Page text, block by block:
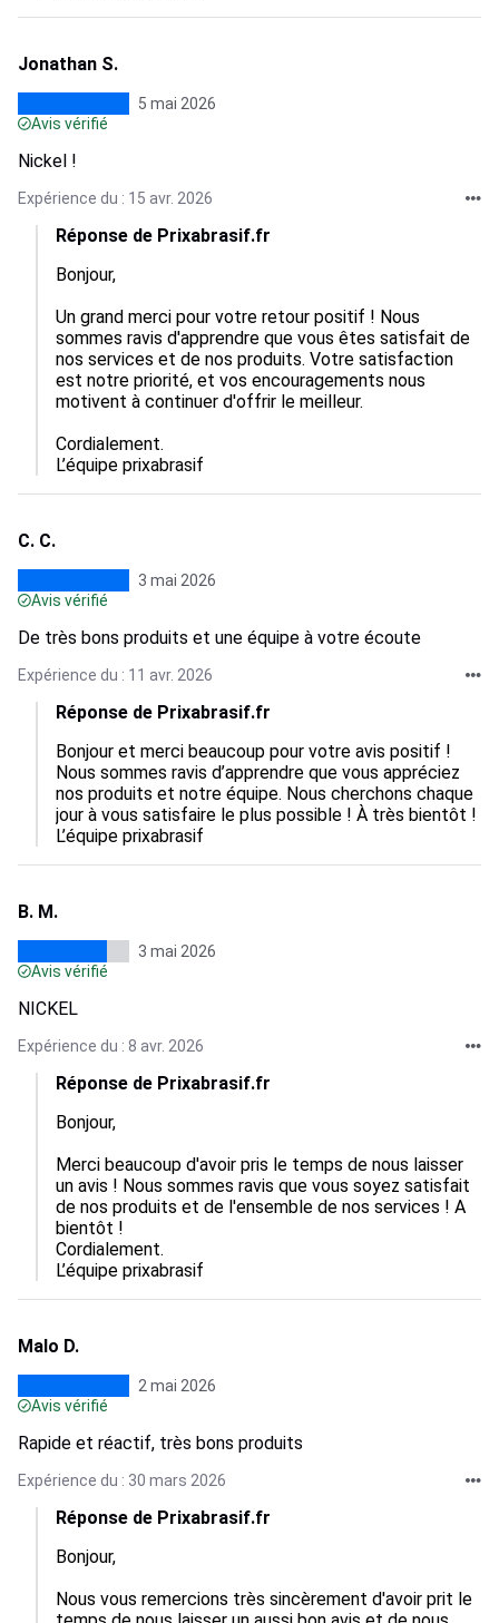
Jonathan S.
5 mai 2026
Avis vérifié
Nickel !
Expérience du : 15 avr. 2026
Réponse de Prixabrasif.fr
Bonjour,
Un grand merci pour votre retour positif ! Nous
sommes ravis d'apprendre que vous êtes satisfait de
nos services et de nos produits. Votre satisfaction
est notre priorité, et vos encouragements nous
motivent à continuer d'offrir le meilleur.
Cordialement.
L’équipe prixabrasif
C. C.
3 mai 2026
Avis vérifié
De très bons produits et une équipe à votre écoute
Expérience du : 11 avr. 2026
Réponse de Prixabrasif.fr
Bonjour et merci beaucoup pour votre avis positif !
Nous sommes ravis d’apprendre que vous appréciez
nos produits et notre équipe. Nous cherchons chaque
jour à vous satisfaire le plus possible ! À très bientôt !
L’équipe prixabrasif
B. M.
3 mai 2026
Avis vérifié
NICKEL
Expérience du : 8 avr. 2026
Réponse de Prixabrasif.fr
Bonjour,
Merci beaucoup d'avoir pris le temps de nous laisser
un avis ! Nous sommes ravis que vous soyez satisfait
de nos produits et de l'ensemble de nos services ! A
bientôt !
Cordialement.
L’équipe prixabrasif
Malo D.
2 mai 2026
Avis vérifié
Rapide et réactif, très bons produits
Expérience du : 30 mars 2026
Réponse de Prixabrasif.fr
Bonjour,
Nous vous remercions très sincèrement d'avoir prit le